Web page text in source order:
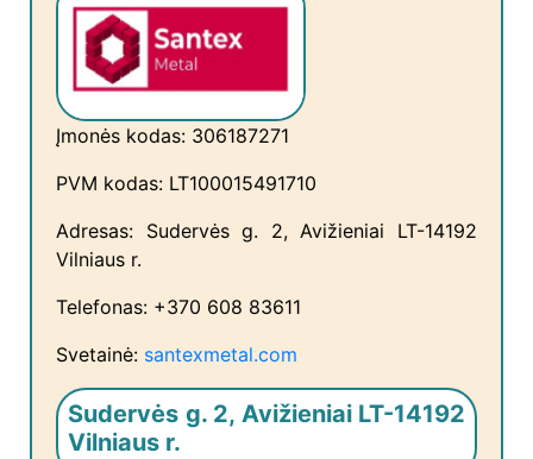
Įmonės kodas: 306187271
PVM kodas: LT100015491710
Adresas: Sudervės g. 2, Avižieniai LT-14192
Vilniaus r.
Telefonas: +370 608 83611
Svetainė: santexmetal.com
Sudervės g. 2, Avižieniai LT-14192
Vilniaus r.